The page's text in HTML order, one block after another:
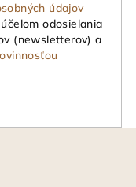
údajov
odosielania
(newsletterov) a